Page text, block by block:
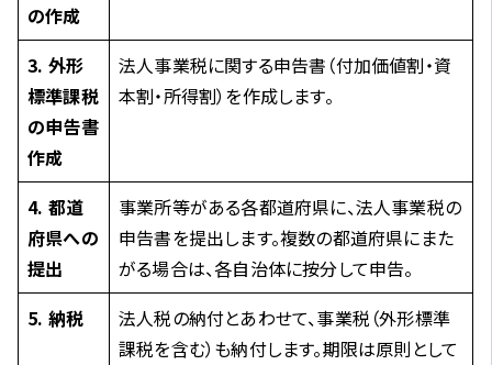
の作成
3. 外形
標準課税
の申告書
作成
法人事業税に関する申告書（付加価値割・資
本割・所得割）を作成します。
4. 都道
府県への
提出
事業所等がある各都道府県に、法人事業税の
申告書を提出します。複数の都道府県にまた
がる場合は、各自治体に按分して申告。
5. 納税
法人税の納付とあわせて、事業税（外形標準
課税を含む）も納付します。期限は原則として